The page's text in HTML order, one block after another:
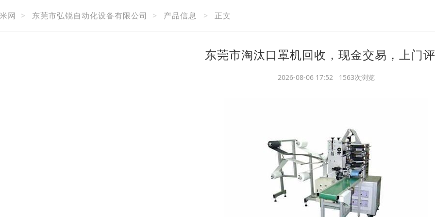
网 > 东莞市弘锐自动化设备有限公司 > 产品信息 > 正文
东莞市淘汰口罩机回收，现金交易，上门
2026-08-06 17:52 1563次浏览